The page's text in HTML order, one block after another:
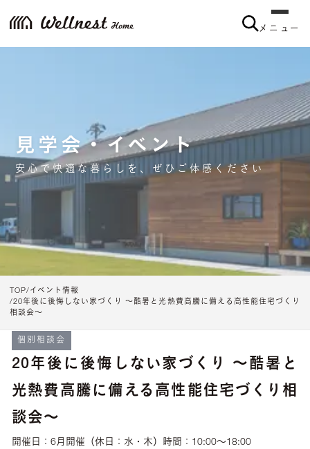
メニュー
見学会・イベント
安心で快適な暮らしを、ぜひご体感ください
TOP イベント情報
20年後に後悔しない家づくり ～酷暑と光熱費高騰に備える高性能住宅づくり
相談会～
個別相談会
20年後に後悔しない家づくり ～酷暑と
光熱費高騰に備える高性能住宅づくり相
談会～
開催日：6月開催（休日：水・木） 時間： 10:00〜18:00